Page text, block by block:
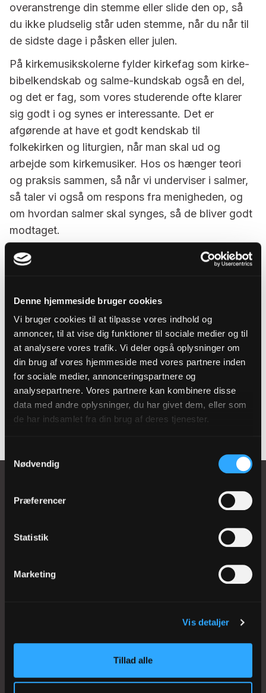
Denne hjemmeside bruger cookies
Vi bruger cookies til at tilpasse vores indhold og
annoncer, til at vise dig funktioner til sociale medier og til
at analysere vores trafik. Vi deler også oplysninger om
din brug af vores hjemmeside med vores partnere inden
for sociale medier, annonceringspartnere og
analysepartnere. Vores partnere kan kombinere disse
data med andre oplysninger, du har givet dem, eller som
de har indsamlet fra din brug af deres tjenester.
Nødvendig
Præferencer
Statistik
Marketing
Vis detaljer
Tillad alle
overanstrenge din stemme eller slide den op, så
du ikke pludselig står uden stemme, når du når til
de sidste dage i påsken eller julen.
På kirkemusikskolerne fylder kirkefag som kirke-
bibelkendskab og salme-kundskab også en del,
og det er fag, som vores studerende ofte klarer
sig godt i og synes er interessante. Det er
afgørende at have et godt kendskab til
folkekirken og liturgien, når man skal ud og
arbejde som kirkemusiker. Hos os hænger teori
og praksis sammen, så når vi underviser i salmer,
så taler vi også om respons fra menigheden, og
om hvordan salmer skal synges, så de bliver godt
modtaget.
Med en uddannelse som
kirkemusiker med sang
kan du:
menigheden trygt kan læne sig op ad din
stemme
Passe på stemmen, så den ikke bliver
overanstrengt eller ødelagt
Mens du studerer på fuldtid, kan du få SU
(Statens Uddannelsesstøtte).
lkms@km.dk
EAN-nr. 5798000818781
CVR-nr. 30420861